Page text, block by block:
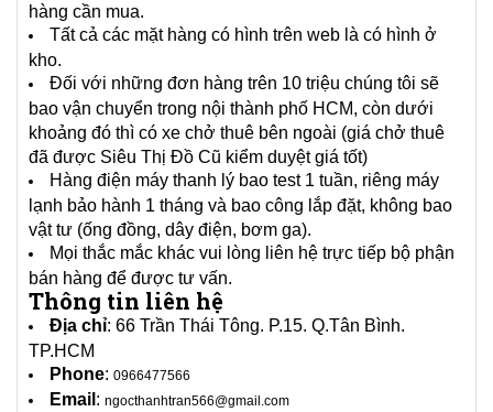
hàng cần mua.
Tất cả các mặt hàng có hình trên web là có hình ở
kho.
Đối với những đơn hàng trên 10 triệu chúng tôi sẽ
bao vận chuyển trong nội thành phố HCM, còn dưới
khoảng đó thì có xe chở thuê bên ngoài (giá chở thuê
đã được Siêu Thị Đồ Cũ kiểm duyệt giá tốt)
Hàng điện máy thanh lý bao test 1 tuần, riêng máy
lạnh bảo hành 1 tháng và bao công lắp đặt, không bao
vật tư (ống đồng, dây điện, bơm ga).
Mọi thắc mắc khác vui lòng liên hệ trực tiếp bộ phận
bán hàng để được tư vấn.
Thông tin liên hệ
Địa chỉ: 66 Trần Thái Tông. P.15. Q.Tân Bình.
TP.HCM
Phone: 0966477566
Email : ngocthanhtran566@gmail.com